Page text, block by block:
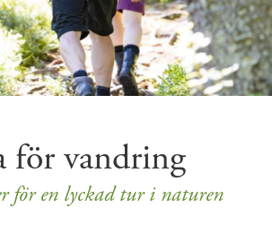
för vandring
för en lyckad tur i naturen